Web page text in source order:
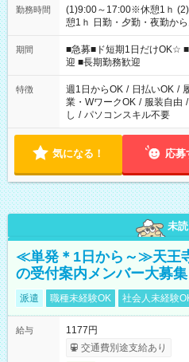
勤務時間
(1)9:00～17:00※休憩1ｈ
憩1ｈ 日勤・夕勤・夜勤か
わせて働けるお仕事です(*^^*) 【その他選べる勤務時間】
時/9-17時/9-18時/10-18時/
時/22-翌6時/0-翌8時 ご自身
フト！
期間
■急募■ド短期1日だけOK☆
迎 ■長期勤務歓迎
特徴 週1日からOK / 日払いOK /
業・WワークOK / 服装自由 /
し / パソコンスキル不要
気になる！ 応募
未読
≪単発＊1日から～≫天王
の受付案内メンバー大募集
派遣 職種未経験OK 社会人未経験
給与
1177円
交通費別途支給あり